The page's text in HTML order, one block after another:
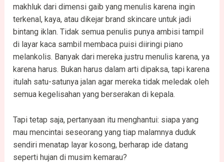
makhluk dari dimensi gaib yang menulis karena ingin
terkenal, kaya, atau dikejar brand skincare untuk jadi
bintang iklan. Tidak semua penulis punya ambisi tampil
di layar kaca sambil membaca puisi diiringi piano
melankolis. Banyak dari mereka justru menulis karena, ya
karena harus. Bukan harus dalam arti dipaksa, tapi karena
itulah satu-satunya jalan agar mereka tidak meledak oleh
semua kegelisahan yang berserakan di kepala.
Tapi tetap saja, pertanyaan itu menghantui: siapa yang
mau mencintai seseorang yang tiap malamnya duduk
sendiri menatap layar kosong, berharap ide datang
seperti hujan di musim kemarau?